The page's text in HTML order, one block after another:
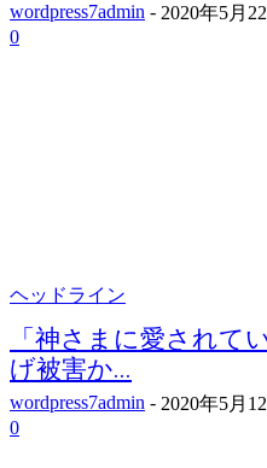
wordpress7admin - 2020年5月
0
ヘッドライン
「神さまに愛されて
げ被害か...
wordpress7admin - 2020年5月
0